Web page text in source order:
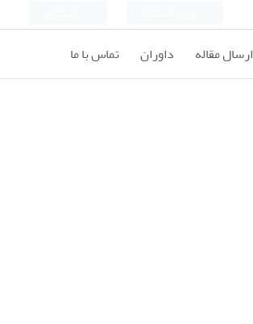
ارسال مقاله داوران تماس با ما